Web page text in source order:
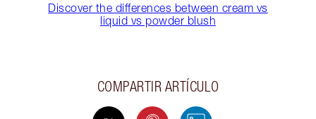
Discover the differences between cream vs
liquid vs powder blush
COMPARTIR ARTÍCULO